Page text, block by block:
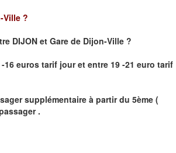
Ville ?
DIJON et Gare de Dijon-Ville ?
16 euros tarif jour et entre 19 -21 euro tarif
supplémentaire à partir du 5ème (
.